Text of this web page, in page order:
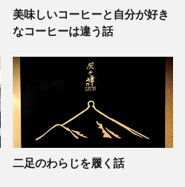
美味しいコーヒーと自分が好き
なコーヒーは違う話
二足のわらじを履く話